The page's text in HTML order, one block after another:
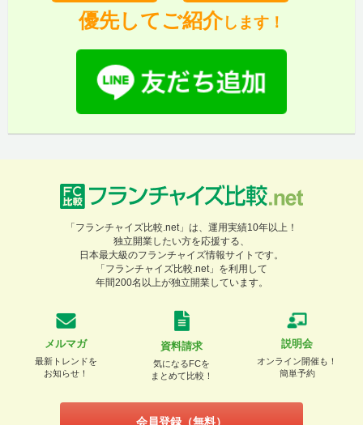
優先してご紹介します！
「フランチャイズ比較.net」は、運用実績10年以上！
独立開業したい方を応援する、
日本最大級のフランチャイズ情報サイトです。
「フランチャイズ比較.net」を利用して
年間200名以上が独立開業しています。
メルマガ
最新トレンドを
お知らせ！
資料請求
気になるFCを
まとめて比較！
説明会
オンライン開催も！
簡単予約
会員登録（無料）